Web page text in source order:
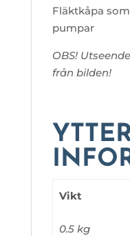
Fläktkåpa
pumpar
OBS!
från bilden!
Vikt
0.5 kg